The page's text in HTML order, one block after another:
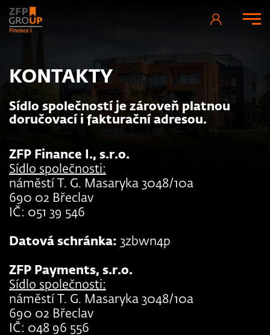
KONTAKTY
Sídlo společností je zároveň platnou
doručovací i fakturační adresou.
ZFP Finance I., s.r.o.
Sídlo společnosti:
náměstí T. G. Masaryka 3048/10a
690 02 Břeclav
IČ: 051 39 546
Datová schránka: 3zbwn4p
ZFP Payments, s.r.o.
Sídlo společnosti:
náměstí T. G. Masaryka 3048/10a
690 02 Břeclav
IČ: 048 96 556